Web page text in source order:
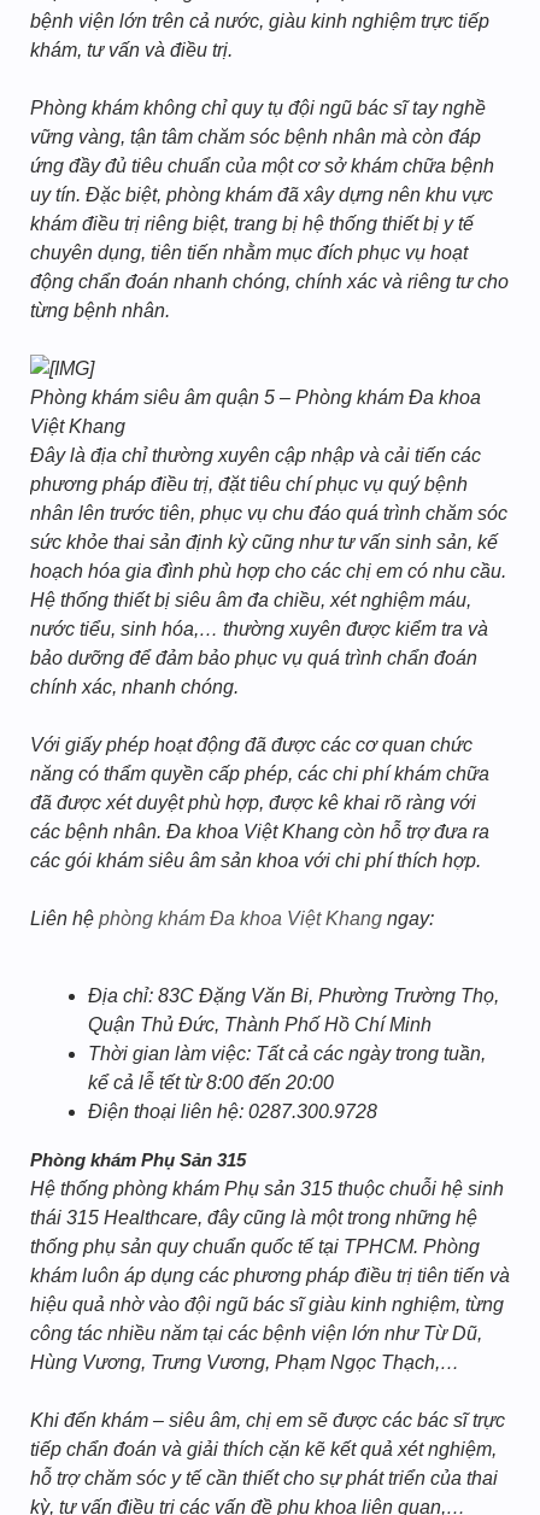
bệnh viện lớn trên cả nước, giàu kinh nghiệm trực tiếp
khám, tư vấn và điều trị.
Phòng khám không chỉ quy tụ đội ngũ bác sĩ tay nghề
vững vàng, tận tâm chăm sóc bệnh nhân mà còn đáp
ứng đầy đủ tiêu chuẩn của một cơ sở khám chữa bệnh
uy tín. Đặc biệt, phòng khám đã xây dựng nên khu vực
khám điều trị riêng biệt, trang bị hệ thống thiết bị y tế
chuyên dụng, tiên tiến nhằm mục đích phục vụ hoạt
động chẩn đoán nhanh chóng, chính xác và riêng tư cho
từng bệnh nhân.
Phòng khám siêu âm quận 5 – Phòng khám Đa khoa
Việt Khang
Đây là địa chỉ thường xuyên cập nhập và cải tiến các
phương pháp điều trị, đặt tiêu chí phục vụ quý bệnh
nhân lên trước tiên, phục vụ chu đáo quá trình chăm sóc
sức khỏe thai sản định kỳ cũng như tư vấn sinh sản, kế
hoạch hóa gia đình phù hợp cho các chị em có nhu cầu.
Hệ thống thiết bị siêu âm đa chiều, xét nghiệm máu,
nước tiểu, sinh hóa,… thường xuyên được kiểm tra và
bảo dưỡng để đảm bảo phục vụ quá trình chẩn đoán
chính xác, nhanh chóng.
Với giấy phép hoạt động đã được các cơ quan chức
năng có thẩm quyền cấp phép, các chi phí khám chữa
đã được xét duyệt phù hợp, được kê khai rõ ràng với
các bệnh nhân. Đa khoa Việt Khang còn hỗ trợ đưa ra
các gói khám siêu âm sản khoa với chi phí thích hợp.
Liên hệ phòng khám Đa khoa Việt Khang ngay:
Địa chỉ: 83C Đặng Văn Bi, Phường Trường Thọ,
Quận Thủ Đức, Thành Phố Hồ Chí Minh
Thời gian làm việc: Tất cả các ngày trong tuần,
kể cả lễ tết từ 8:00 đến 20:00
Điện thoại liên hệ: 0287.300.9728
Phòng khám Phụ Sản 315
Hệ thống phòng khám Phụ sản 315 thuộc chuỗi hệ sinh
thái 315 Healthcare, đây cũng là một trong những hệ
thống phụ sản quy chuẩn quốc tế tại TPHCM. Phòng
khám luôn áp dụng các phương pháp điều trị tiên tiến và
hiệu quả nhờ vào đội ngũ bác sĩ giàu kinh nghiệm, từng
công tác nhiều năm tại các bệnh viện lớn như Từ Dũ,
Hùng Vương, Trưng Vương, Phạm Ngọc Thạch,…
Khi đến khám – siêu âm, chị em sẽ được các bác sĩ trực
tiếp chẩn đoán và giải thích cặn kẽ kết quả xét nghiệm,
hỗ trợ chăm sóc y tế cần thiết cho sự phát triển của thai
kỳ, tư vấn điều trị các vấn đề phụ khoa liên quan,…